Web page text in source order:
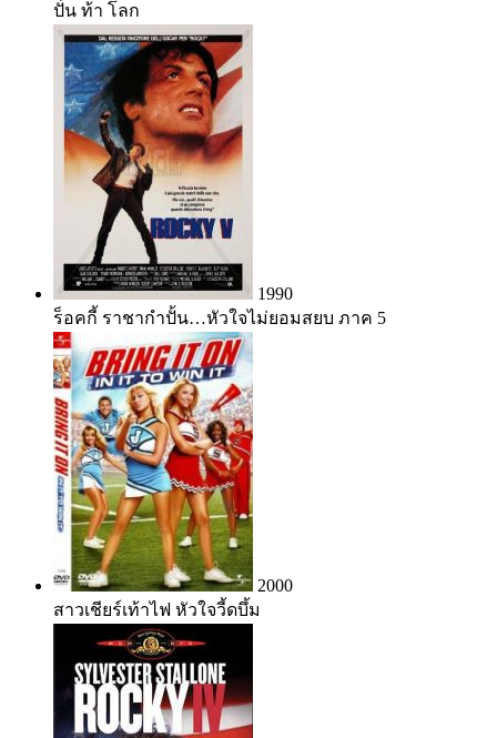
ปั่น ท้า โลก
1990
ร็อคกี้ ราชากำปั้น…หัวใจไม่ยอมสยบ ภาค 5
2000
สาวเชียร์เท้าไฟ หัวใจวี้ดบึ้ม